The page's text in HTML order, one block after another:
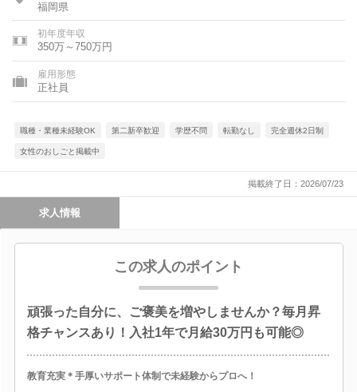
福岡県
初年度年収
350万～750万円
雇用形態
正社員
職種・業種未経験OK 第二新卒歓迎 学歴不問 転勤なし 完全週休2日制
女性のおしごと掲載中
掲載終了日：2026/07/23
求人情報
この求人のポイント
頑張った自分に、ご褒美を増やしませんか？毎月昇
格チャンスあり！入社1年で月給30万円も可能◎
教育充実＊手厚いサポート体制で未経験からプロへ！